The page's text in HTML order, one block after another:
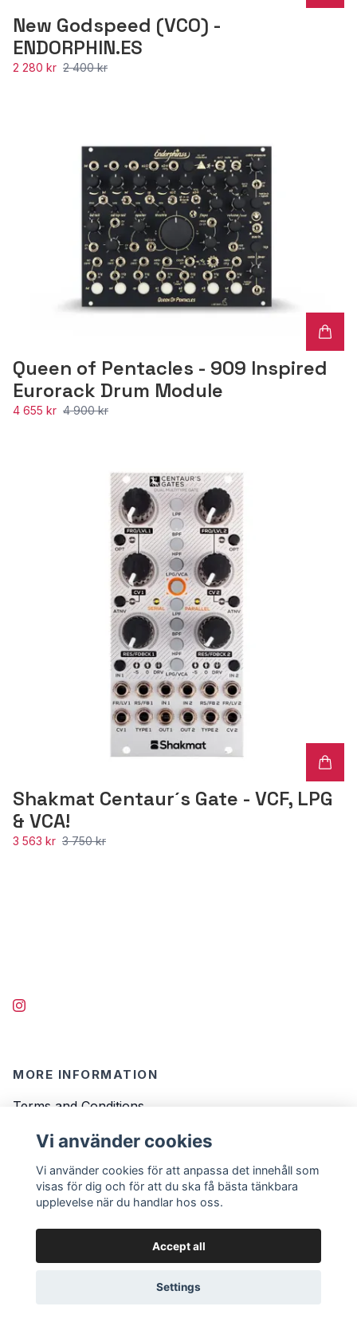
New Godspeed (VCO) -
ENDORPHIN.ES
2 280 kr 2 400 kr
Queen of Pentacles - 909 Inspired
Eurorack Drum Module
4 655 kr 4 900 kr
Shakmat Centaur´s Gate - VCF, LPG
& VCA!
3 563 kr 3 750 kr
MORE INFORMATION
Terms and Conditions
Contact
Powered by Quickbutik
Vi använder cookies
Vi använder cookies för att anpassa det innehåll som
visas för dig och för att du ska få bästa tänkbara
upplevelse när du handlar hos oss.
Accept all
Settings